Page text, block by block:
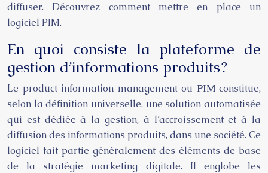
diffuser. Découvrez comment mettre en place un
logiciel PIM.
En quoi consiste la plateforme de
gestion d’informations produits ?
Le product information management ou PIM constitue,
selon la définition universelle, une solution automatisée
qui est dédiée à la gestion, à l’accroissement et à la
diffusion des informations produits, dans une société. Ce
logiciel fait partie généralement des éléments de base
de la stratégie marketing digitale. Il englobe les